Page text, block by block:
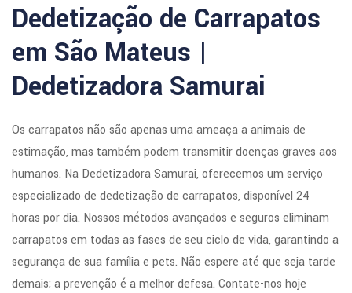
Dedetização de Carrapatos
em São Mateus |
Dedetizadora Samurai
Os carrapatos não são apenas uma ameaça a animais de
estimação, mas também podem transmitir doenças graves aos
humanos. Na Dedetizadora Samurai, oferecemos um serviço
especializado de dedetização de carrapatos, disponível 24
horas por dia. Nossos métodos avançados e seguros eliminam
carrapatos em todas as fases de seu ciclo de vida, garantindo a
segurança de sua família e pets. Não espere até que seja tarde
demais; a prevenção é a melhor defesa. Contate-nos hoje